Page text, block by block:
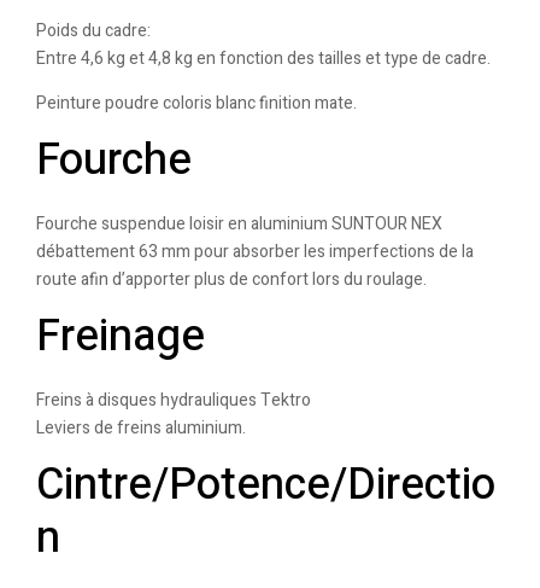
Poids du cadre:
Entre 4,6 kg et 4,8 kg en fonction des tailles et type de cadre.
Peinture poudre coloris blanc finition mate.
Fourche
Fourche suspendue loisir en aluminium SUNTOUR NEX
débattement 63 mm pour absorber les imperfections de la
route afin d’apporter plus de confort lors du roulage.
Freinage
Freins à disques hydrauliques Tektro
Leviers de freins aluminium.
Cintre/Potence/Directio
n